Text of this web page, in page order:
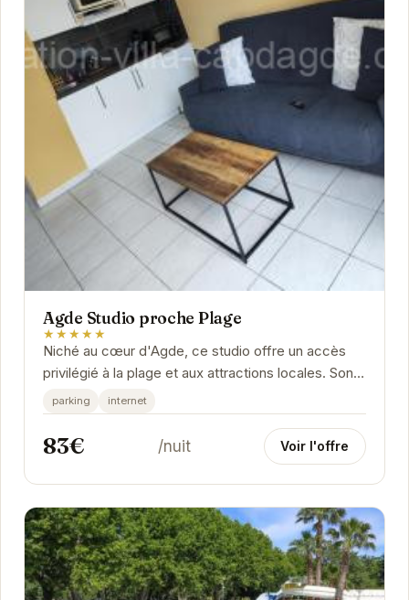
Agde Studio proche Plage
★★★★★
Niché au cœur d'Agde, ce studio offre un accès
privilégié à la plage et aux attractions locales. Son
ambiance chaleureuse et ses équipements...
parking internet
83€ /nuit Voir l'offre